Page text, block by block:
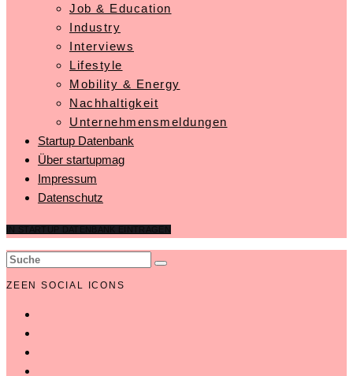
Job & Education
Industry
Interviews
Lifestyle
Mobility & Energy
Nachhaltigkeit
Unternehmensmeldungen
Startup Datenbank
Über startupmag
Impressum
Datenschutz
ZEEN SOCIAL ICONS